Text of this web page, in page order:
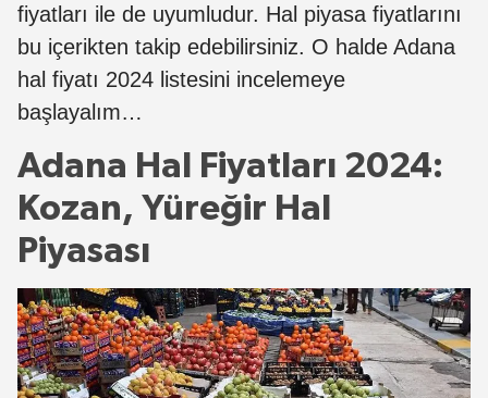
fiyatları ile de uyumludur. Hal piyasa fiyatlarını
bu içerikten takip edebilirsiniz. O halde Adana
hal fiyatı 2024 listesini incelemeye
başlayalım…
Adana Hal Fiyatları 2024:
Kozan, Yüreğir Hal
Piyasası